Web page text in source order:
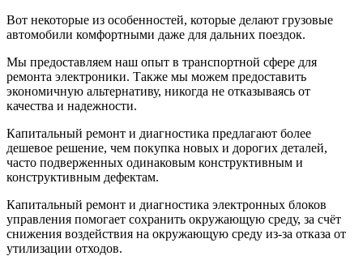
Вот некоторые из особенностей, которые делают грузовые
автомобили комфортными даже для дальних поездок.
Мы предоставляем наш опыт в транспортной сфере для
ремонта электроники. Также мы можем предоставить
экономичную альтернативу, никогда не отказываясь от
качества и надежности.
Капитальный ремонт и диагностика предлагают более
дешевое решение, чем покупка новых и дорогих деталей,
часто подверженных одинаковым конструктивным и
конструктивным дефектам.
Капитальный ремонт и диагностика электронных блоков
управления помогает сохранить окружающую среду, за счёт
снижения воздействия на окружающую среду из-за отказа от
утилизации отходов.